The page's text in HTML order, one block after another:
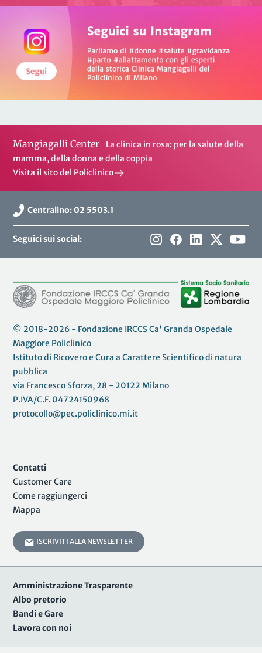
Mangiagalli Center
La clinica in rosa: per la salute della
mamma, della donna e della coppia
Visita il sito del Policlinico
Centralino: 02 5503.1
Seguici sui social:
© 2018-2026 - Fondazione IRCCS Ca' Granda Ospedale
Maggiore Policlinico
Istituto di Ricovero e Cura a Carattere Scientifico di natura
pubblica
via Francesco Sforza, 28 - 20122 Milano
P.IVA/C.F. 04724150968
protocollo@pec.policlinico.mi.it
Contatti
Customer Care
Come raggiungerci
Mappa
ISCRIVITI ALLA NEWSLETTER
Amministrazione Trasparente
Albo pretorio
Bandi e Gare
Lavora con noi